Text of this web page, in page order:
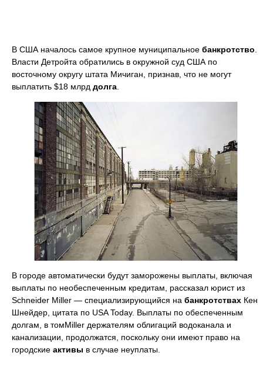
В США началось самое крупное муниципальное банкротство
Власти Детройта обратились в окружной суд США по
восточному округу штата Мичиган, признав, что не могут
выплатить $18 млрд долга
В городе автоматически будут заморожены выплаты, включая
выплаты по необеспеченным кредитам, рассказал юрист из
Schneider Miller — специализирующийся на банкротствах Кен
Шнейдер, цитата по USA Today. Выплаты по обеспеченным
долгам, в томMiller держателям облигаций водоканала и
канализации, продолжатся, поскольку они имеют право на
городские активы в случае неуплаты.